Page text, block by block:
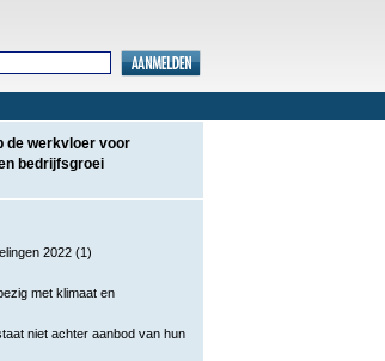
de werkvloer voor
bedrijfsgroei
2022 (1)
met klimaat en
niet achter aanbod van hun